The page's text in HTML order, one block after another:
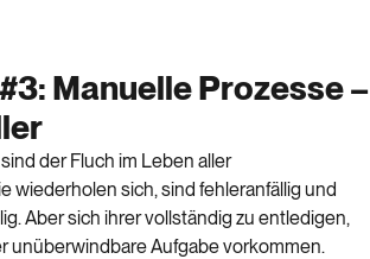
Manuelle Prozesse –
der Fluch im Leben aller
wiederholen sich, sind fehleranfällig und
Aber sich ihrer vollständig zu entledigen,
unüberwindbare Aufgabe vorkommen.